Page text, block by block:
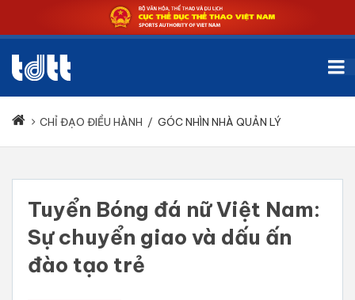
CHỈ ĐẠO ĐIỀU HÀNH / GÓC NHÌN NHÀ QUẢN LÝ
Tuyển Bóng đá nữ Việt Nam:
Sự chuyển giao và dấu ấn
đào tạo trẻ